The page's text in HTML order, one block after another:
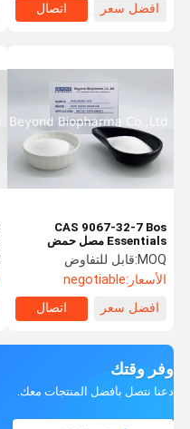
افضل سعر
اتصال
CAS 9067-32-7 Bos
Essentials مصل حمض
الهيالورونيك النقي مسحوق
أبيض كريستال
MOQ: قابل للتفاوض
الأسعار:negotiable
افضل سعر
اتصال
وفر وقتك
دعنا نتصل بأفضل المنتجات معك.